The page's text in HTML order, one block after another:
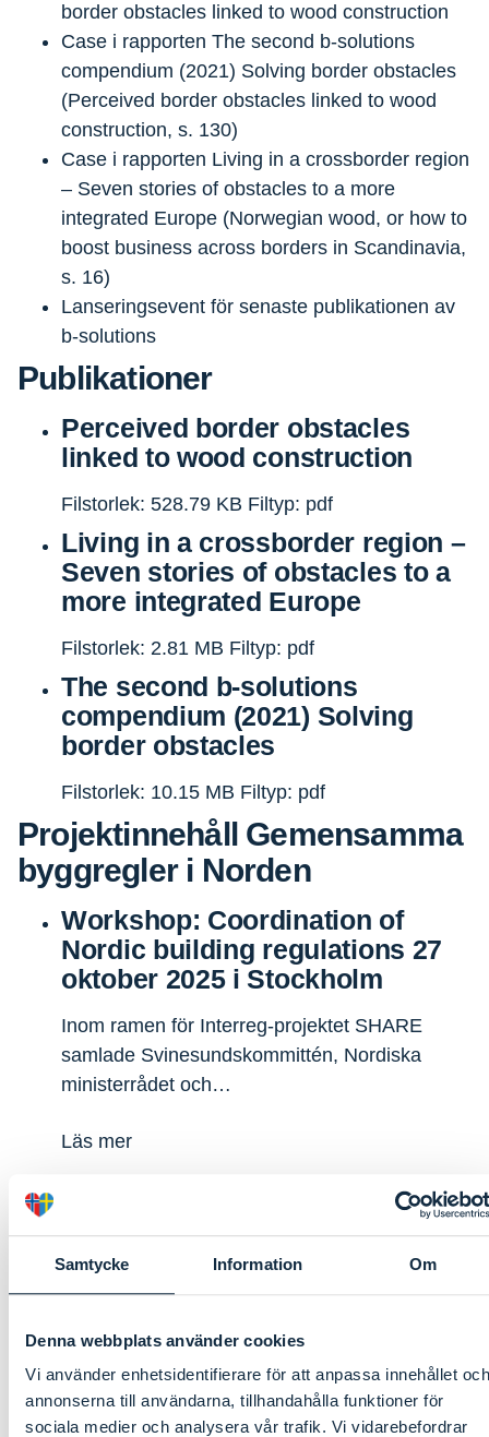
Samtycke Information Om
Denna webbplats använder cookies
Vi använder enhetsidentifierare för att anpassa innehållet och
annonserna till användarna, tillhandahålla funktioner för
sociala medier och analysera vår trafik. Vi vidarebefordrar
border obstacles linked to wood construction
Case i rapporten The second b-solutions
compendium (2021) Solving border obstacles
(Perceived border obstacles linked to wood
construction, s. 130)
Case i rapporten Living in a crossborder region
– Seven stories of obstacles to a more
integrated Europe (Norwegian wood, or how to
boost business across borders in Scandinavia,
s. 16)
Lanseringsevent för senaste publikationen av
b-solutions
Publikationer
Perceived border obstacles
linked to wood construction
Filstorlek: 528.79 KB Filtyp: pdf
Living in a crossborder region –
Seven stories of obstacles to a
more integrated Europe
Filstorlek: 2.81 MB Filtyp: pdf
The second b-solutions
compendium (2021) Solving
border obstacles
Filstorlek: 10.15 MB Filtyp: pdf
Projektinnehåll Gemensamma
byggregler i Norden
Workshop: Coordination of
Nordic building regulations 27
oktober 2025 i Stockholm
Inom ramen för Interreg-projektet SHARE
samlade Svinesundskommittén, Nordiska
ministerrådet och…
Läs mer
Gemensamma byggregler – stor
uppmärksamhet i media
Svinesundskommitténs initiativ att driva på
arbetet för gemensamma byggregler i…
Läs mer